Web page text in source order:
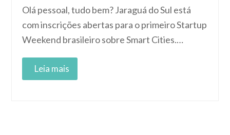
Olá pessoal, tudo bem? Jaraguá do Sul está
com inscrições abertas para o primeiro Startup
Weekend brasileiro sobre Smart Cities.…